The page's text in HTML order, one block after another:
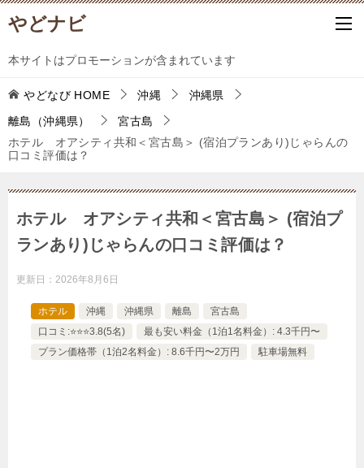
やどナビ
本サイトはプロモーションが含まれています
やどなび HOME 沖縄
沖縄県
離島（沖縄県）
宮古島
ホテル オアシティ共和＜宮古島＞ (宿泊プランあり)じゃらんの
口コミ評価は？
ホテル オアシティ共和＜宮古島＞ (宿泊プ
ランあり)じゃらんの口コミ評価は？
更新日： 2026年8月6日
ホテル 沖縄 沖縄県 離島
宮古島
口コミ:⭐️⭐️⭐️3.8(5名)
最も安い料金（1泊1名料金）: 4.3千円〜
プラン価格帯（1泊2名料金）: 8.6千円〜2万円
駐車場無料